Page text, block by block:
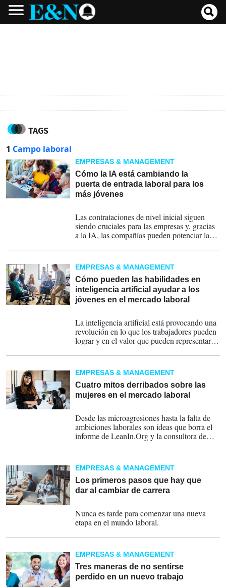
TAGS
1 Campo laboral
EMPRESAS & MANAGEMENT
Cómo la IA está cambiando la
puerta de entrada laboral para los
más jóvenes
Las contrataciones de nivel inicial siguen
siendo cruciales para las empresas y, gracias
a la IA, las compañías pueden potenciar la
EMPRESAS & MANAGEMENT
Cómo pueden las habilidades en
inteligencia artificial ayudar a los
jóvenes en el mercado laboral
La inteligencia artificial está provocando una
revolución en lo que los trabajadores pueden
lograr y en el valor que pueden representar
EMPRESAS & MANAGEMENT
Cuatro mitos derribados sobre las
mujeres en el mercado laboral
Desde las microagresiones hasta la falta de
ambiciones laborales son ideas que borra el
informe de LeanIn.Org y la consultora de
EMPRESAS & MANAGEMENT
Los primeros pasos que hay que
dar al cambiar de carrera
Nunca es tarde para comenzar una nueva
etapa en el mundo laboral.
EMPRESAS & MANAGEMENT
Tres maneras de no sentirse
perdido en un nuevo trabajo